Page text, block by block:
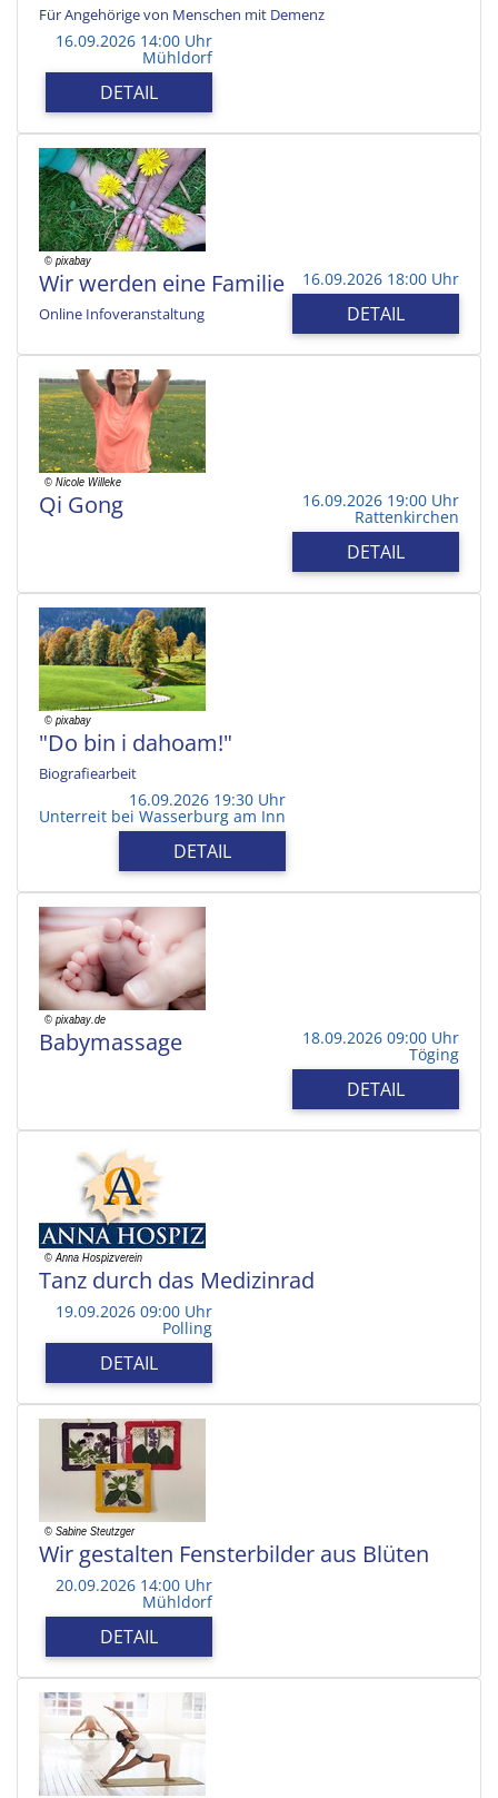
Für Angehörige von Menschen mit Demenz
16.09.2026 14:00 Uhr
Mühldorf
DETAIL
Wir werden eine Familie
Online Infoveranstaltung
16.09.2026 18:00 Uhr
DETAIL
Qi Gong 16.09.2026 19:00 Uhr
Rattenkirchen
DETAIL
"Do bin i dahoam!"
Biografiearbeit
16.09.2026 19:30 Uhr
Unterreit bei Wasserburg am Inn
DETAIL
Babymassage 18.09.2026 09:00 Uhr
Töging
DETAIL
Tanz durch das Medizinrad
19.09.2026 09:00 Uhr
Polling
DETAIL
Wir gestalten Fensterbilder aus Blüten
20.09.2026 14:00 Uhr
Mühldorf
DETAIL